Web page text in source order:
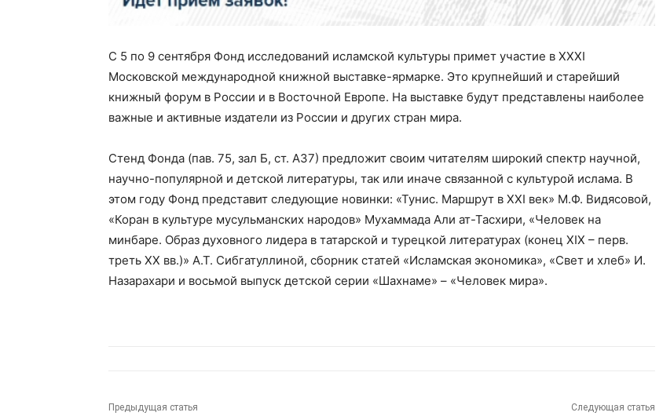
С 5 по 9 сентября Фонд исследований исламской культуры примет участие в XXXI
Московской международной книжной выставке-ярмарке. Это крупнейший и старейший
книжный форум в России и в Восточной Европе. На выставке будут представлены наиболее
важные и активные издатели из России и других стран мира.
Стенд Фонда (пав. 75, зал Б, ст. А37) предложит своим читателям широкий спектр научной,
научно-популярной и детской литературы, так или иначе связанной с культурой ислама. В
этом году Фонд представит следующие новинки: «Тунис. Маршрут в XXI век» М.Ф. Видясовой,
«Коран в культуре мусульманских народов» Мухаммада Али ат-Тасхири, «Человек на
минбаре. Образ духовного лидера в татарской и турецкой литературах (конец XIX – перв.
треть XX вв.)» А.Т. Сибгатуллиной, сборник статей «Исламская экономика», «Свет и хлеб» И.
Назарахари и восьмой выпуск детской серии «Шахнаме» – «Человек мира».
Предыдущая статья Следующая статья